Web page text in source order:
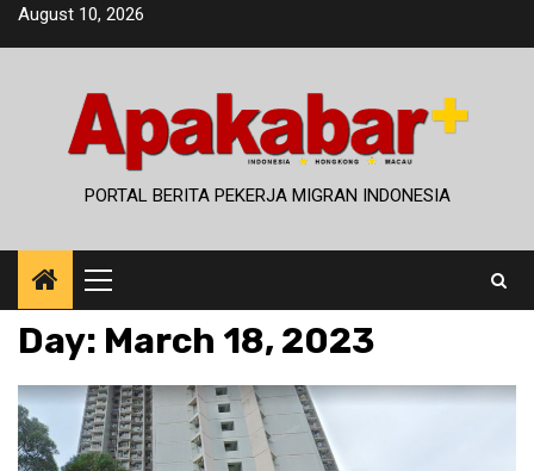
SkipAugust 10, 2026
PORTAL BERITA PEKERJA MIGRAN INDONESIA
Primary
Menu
Day: March 18, 2023